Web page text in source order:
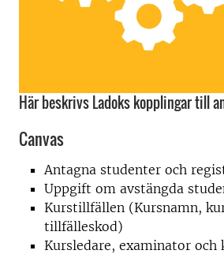
Här beskrivs Ladoks kopplingar till
Canvas
Antagna studenter och
Uppgift om avstängda
Kurstillfällen (Kursnamn,
tillfälleskod)
Kursledare, examinator